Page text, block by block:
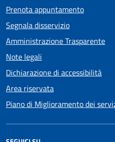
Prenota appuntamento
Segnala disservizio
Amministrazione Trasparente
Note legali
Dichiarazione di accessibilità
Area riservata
Piano di Miglioramento dei